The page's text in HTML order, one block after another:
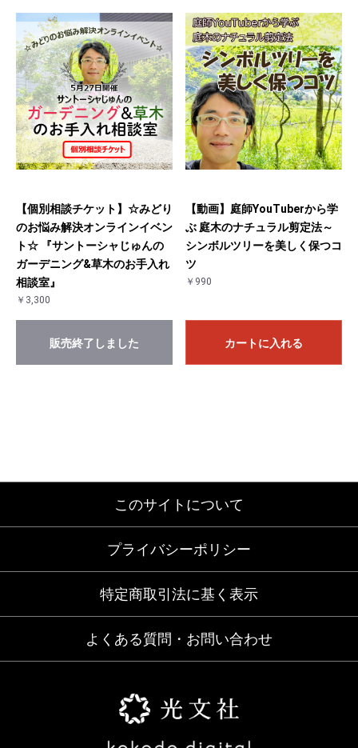
【個別相談チケット】☆みどり
のお悩み解決オンラインイベン
ト☆ 『サントーシャじゅんの
ガーデニング&草木のお手入れ
相談室』
￥3,300
販売終了しました
【動画】庭師YouTuberから学
ぶ 庭木のナチュラル剪定法～
シンボルツリーを美しく保つコ
ツ
￥990
カートに入れる
お買い物を続ける カートへ進む
このサイトについて
プライバシーポリシー
特定商取引法に基く表示
よくある質問・お問い合わせ